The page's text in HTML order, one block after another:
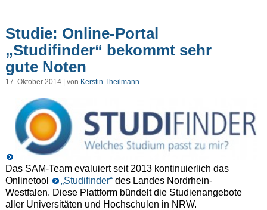
Studie: Online-Portal
„Studifinder“ bekommt sehr
gute Noten
17. Oktober 2014 | von Kerstin Theilmann
Das SAM-Team evaluiert seit 2013 kontinuierlich das
Onlinetool
„Studifinder“des Landes Nordrhein-
Westfalen. Diese Plattform bündelt die Studienangebote
aller Universitäten und Hochschulen in NRW.